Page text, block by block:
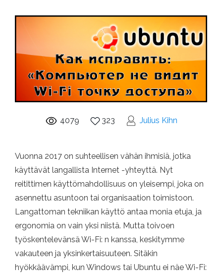
4079 323 Julius Kihn
Vuonna 2017 on suhteellisen vähän ihmisiä, jotka
käyttävät langallista Internet -yhteyttä. Nyt
reitittimen käyttömahdollisuus on yleisempi, joka on
asennettu asuntoon tai organisaation toimistoon.
Langattoman tekniikan käyttö antaa monia etuja, ja
ergonomia on vain yksi niistä. Mutta toivoen
työskentelevänsä Wi-Fi: n kanssa, keskitymme
vakauteen ja yksinkertaisuuteen. Sitäkin
hyökkäävämpi, kun Windows tai Ubuntu ei näe Wi-Fi: